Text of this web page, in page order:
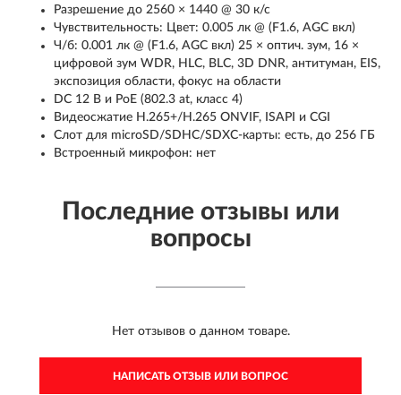
Разрешение до 2560 × 1440 @ 30 к/с
Чувствительность: Цвет: 0.005 лк @ (F1.6, AGC вкл)
Ч/б: 0.001 лк @ (F1.6, AGC вкл) 25 × оптич. зум, 16 ×
цифровой зум WDR, HLC, BLC, 3D DNR, антитуман, EIS,
экспозиция области, фокус на области
DC 12 В и PoE (802.3 at, класс 4)
Видеосжатие H.265+/H.265 ONVIF, ISAPI и CGI
Слот для microSD/SDHC/SDXC-карты: есть, до 256 ГБ
Встроенный микрофон: нет
Последние отзывы или
вопросы
Нет отзывов о данном товаре.
НАПИСАТЬ ОТЗЫВ ИЛИ ВОПРОС